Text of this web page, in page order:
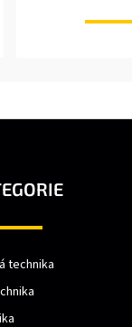
technika